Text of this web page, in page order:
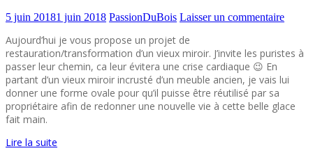
5 juin 20181 juin 2018 PassionDuBois Laisser un commentaire
Aujourd’hui je vous propose un projet de
restauration/transformation d’un vieux miroir. J’invite les puristes à
passer leur chemin, ca leur évitera une crise cardiaque 😉 En
partant d’un vieux miroir incrusté d’un meuble ancien, je vais lui
donner une forme ovale pour qu’il puisse être réutilisé par sa
propriétaire afin de redonner une nouvelle vie à cette belle glace
fait main.
Lire la suite